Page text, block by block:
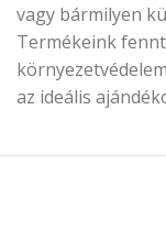
vagy bármilyen
Termékeink
az ideális